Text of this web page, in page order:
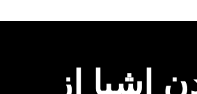
اشیا از